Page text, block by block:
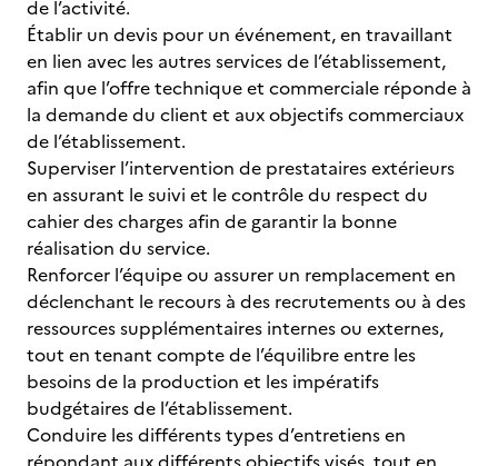
de l’activité.
Établir un devis pour un événement, en travaillant
en lien avec les autres services de l’établissement,
afin que l’offre technique et commerciale réponde à
la demande du client et aux objectifs commerciaux
de l’établissement.
Superviser l’intervention de prestataires extérieurs
en assurant le suivi et le contrôle du respect du
cahier des charges afin de garantir la bonne
réalisation du service.
Renforcer l’équipe ou assurer un remplacement en
déclenchant le recours à des recrutements ou à des
ressources supplémentaires internes ou externes,
tout en tenant compte de l’équilibre entre les
besoins de la production et les impératifs
budgétaires de l’établissement.
Conduire les différents types d’entretiens en